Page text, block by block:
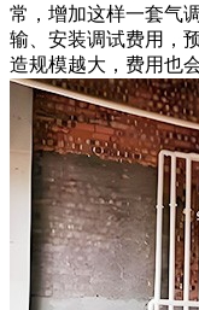
常，增加这样一套气
输、安装调试费用，
造规模越大，费用也